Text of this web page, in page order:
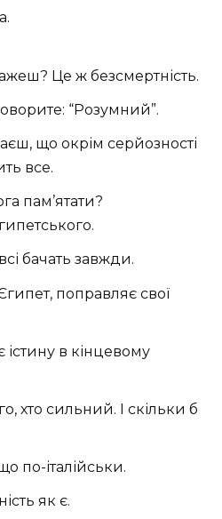
Це ж безсмертність.
“Розумний”.
що окрім серйозності
все.
пам’ятати?
бачать завжди.
поправляє свої
істину в кінцевому
хто сильний. І скільки б
по-італійськи.
як є.